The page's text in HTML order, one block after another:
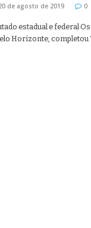
de agosto de 2019 0
estadual e federal
Horizonte, completou